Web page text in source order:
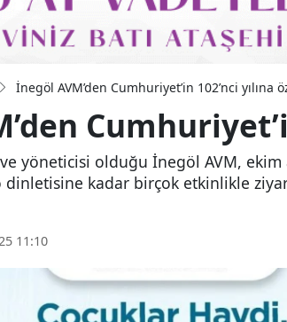
İnegöl AVM’den Cumhuriyet’in 102’nci yılına
ve yöneticisi olduğu İnegöl AVM,
kadar birçok etkinlikle
11:10